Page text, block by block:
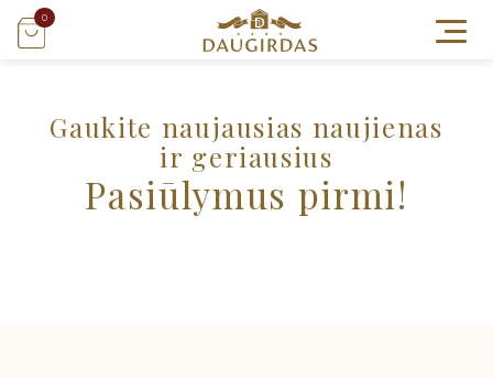
0
Sveikiname pasirinkus WordPress. Tai pirmasis Jūsų įrašas,
galite jį redaguoti arba ištrinti, o tuomet pradėkite kurti!
Gaukite naujausias naujienas
ir geriausius
Pasiūlymus pirmi!